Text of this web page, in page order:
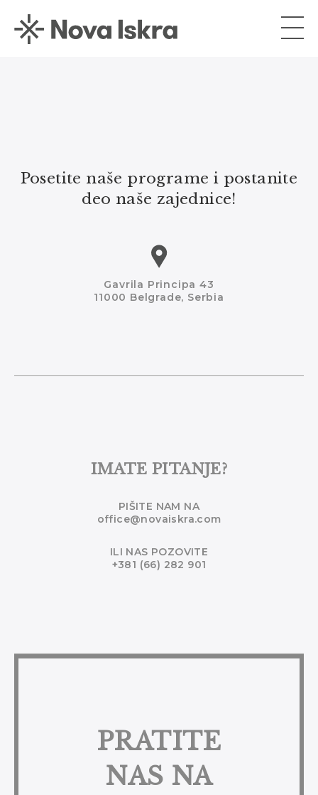
Posetite naše programe i postanite
deo naše zajednice!
Gavrila Principa 43
11000 Belgrade, Serbia
IMATE PITANJE?
PIŠITE NAM NA
office@novaiskra.com
ILI NAS POZOVITE
+381 (66) 282 901
PRATITE
NAS NA